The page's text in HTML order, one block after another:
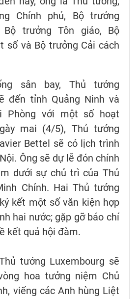
Chính phủ, Bộ trưởng
Bộ trưởng Tôn giáo, Bộ
số và Bộ trưởng Cải cách
sân bay, Thủ tướng
đến tỉnh Quảng Ninh và
Phòng với một số hoạt
mai (4/5), Thủ tướng
Bettel sẽ có lịch trình
Ông sẽ dự lễ đón chính
dưới sự chủ trì của Thủ
Chính. Hai Thủ tướng
kết một số văn kiện hợp
hai nước; gặp gỡ báo chí
kết quả hội đàm.
tướng Luxembourg sẽ
hoa tưởng niệm Chủ
viếng các Anh hùng Liệt